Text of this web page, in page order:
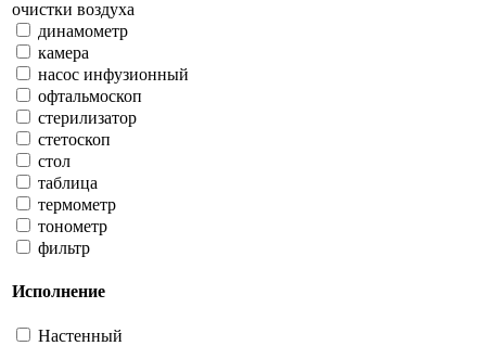
очистки воздуха
динамометр
камера
насос инфузионный
офтальмоскоп
стерилизатор
стетоскоп
стол
таблица
термометр
тонометр
фильтр
Исполнение
Настенный